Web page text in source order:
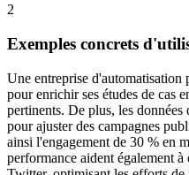
2
Exemples concrets
Une entreprise d'automatisation
pour enrichir ses études de cas
pertinents. De plus, les données
pour ajuster des campagnes
ainsi l'engagement de 30 % en
performance aident également